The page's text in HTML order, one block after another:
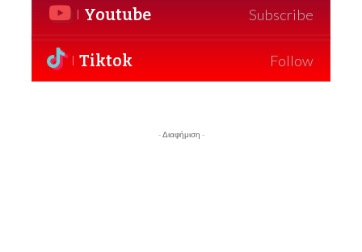
Youtube Subscribe
Tiktok Follow
- Διαφήμιση -